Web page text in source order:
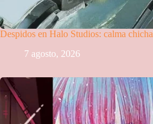
Despidos en Halo Studios: calma chicha
7 agosto, 2026